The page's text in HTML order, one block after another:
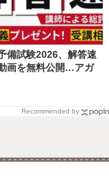
備試験2026、解答速
画を無料公開…アガ
Recommended by